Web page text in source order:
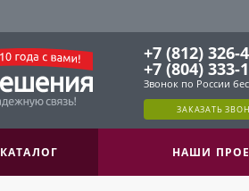
+7 (812) 326-
+7 (804) 333-
Звонок по России
ЗАКАЗАТЬ
КАТАЛОГ НАШИ